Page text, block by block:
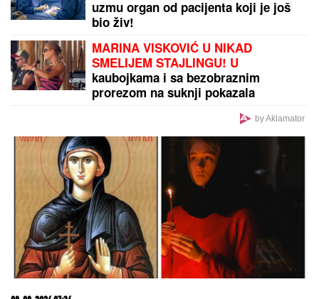
U ovih 5 znakova rađaju se NAJDAROVITIJI ljudi:
Talenat im je podaren kao VELIKI BLAGOSLOV, ali i
odgovornost, a oni znaju kako da iskoriste SJAJNE
PREDISPOZICIJE
PILEĆA SUPA SA POVRĆEM I
Domaća i puna ukusa
"Ovo je bio PRVI SIMPTOM
DEMENCIJE koji sam primetila kod
Brusa Vilisa, a evo da li me danas
PREPOZNAJE", supruga slavnog
glumca otkrila nove detalje -
OSEĆAJ KRIVICE je non stop prati